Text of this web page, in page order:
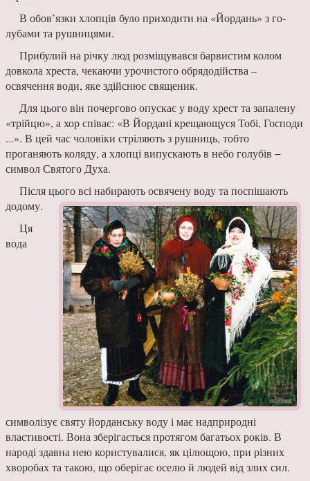
В обов’язки хлопців було приходити на «Йордань» з го­
лубами та рушницями.
Прибулий на річку люд розміщувався барвистим ко­лом
довкола хреста, чекаючи урочистого обрядодійства –
освячення води, яке здійснює священик.
Для цього він почергово опускає у воду хрест та запа­лену
«трійцю», а хор співає: «В Йордані крещающуся Тобі, Господи
...». В цей час чолові­ки стріляють з рушниць, тобто
проганяють коляду, а хлопці випускають в небо голубів −
символ Святого Духа.
Після цього всі набирають освячену воду та поспішають
додому.
Ця
вода
символізує святу йорданську воду і має надпри­родні
властивості. Вона збе­рігається протягом багатьох років. В
народі здавна нею користувалися, як цілющою, при різних
хворобах та такою, що оберігає оселю й людей від злих сил.